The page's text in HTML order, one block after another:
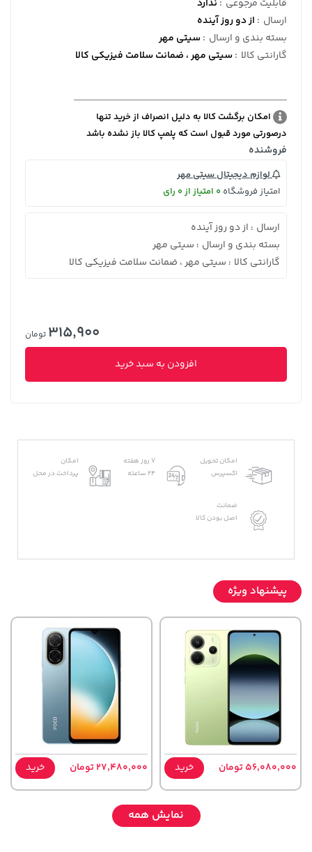
قابلیت مرجوعی : ندارد
ارسال : از دو روز آینده
بسته بندی و ارسال :سیتی مهر
گارانتی کالا :سیتی مهر ، ضمانت سلامت فیزیکی کالا
امکان برگشت کالا به دلیل انصراف از خرید تنها
درصورتی مورد قبول است که پلمپ کالا باز نشده باشد
فروشنده
لوازم دیجیتال سیتی مهر
امتیاز فروشگاه 0 امتیاز از 0 رای
ارسال : از دو روز آینده
بسته بندی و ارسال : سیتی مهر
گارانتی کالا : سیتی مهر ، ضمانت سلامت فیزیکی کالا
315,900 تومان
افزودن به سبد خرید
امکان تحویل
اکسپرس
7 روز هفته
24 ساعته
امکان
پرداخت در محل
ضمانت
اصل بودن کالا
پیشنهاد ویژه
56,080,000 تومان خرید 27,480,000 تومان خرید
نمایش همه